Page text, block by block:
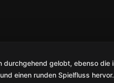
gelobt, ebenso
einen runden Spielfluss